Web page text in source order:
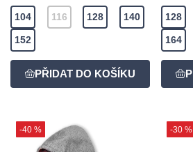
104 116 128 140
152
128
164
-40 % -30 %